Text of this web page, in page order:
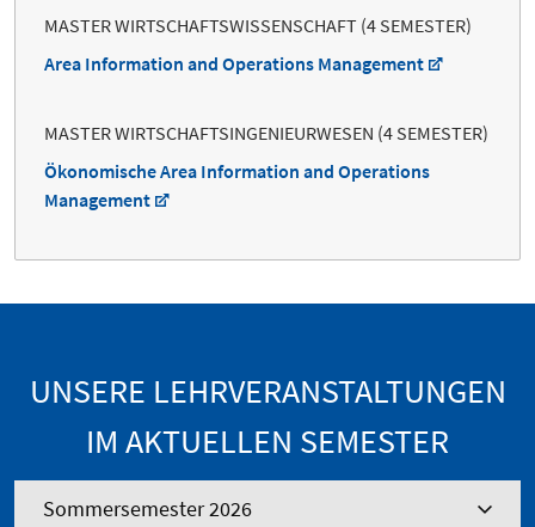
MASTER WIRTSCHAFTSWISSENSCHAFT (4 SEMESTER)
Area Information and Operations Management
MASTER WIRTSCHAFTSINGENIEURWESEN (4 SEMESTER)
Ökonomische Area Information and Operations
Management
UNSERE LEHRVERANSTALTUNGEN
IM AKTUELLEN SEMESTER
Sommersemester 2026